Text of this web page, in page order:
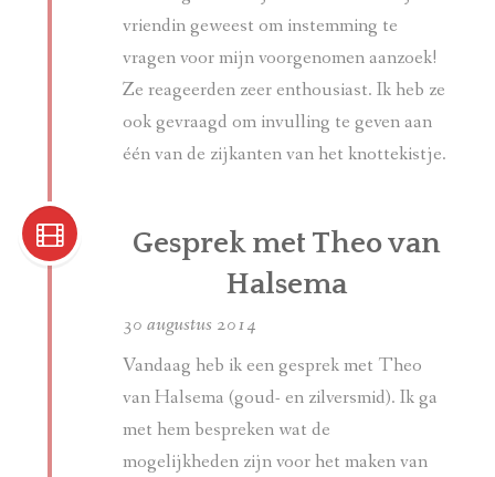
vriendin geweest om instemming te
vragen voor mijn voorgenomen aanzoek!
Ze reageerden zeer enthousiast. Ik heb ze
ook gevraagd om invulling te geven aan
één van de zijkanten van het knottekistje.
Gesprek met Theo van
Halsema
30 augustus 2014
Vandaag heb ik een gesprek met Theo
van Halsema (goud- en zilversmid). Ik ga
met hem bespreken wat de
mogelijkheden zijn voor het maken van